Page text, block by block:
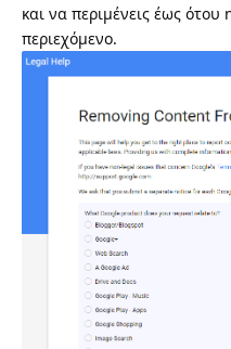
και να περιμένεις έως ότου
περιεχόμενο.